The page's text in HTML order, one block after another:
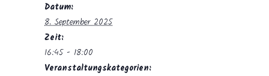
Datum:
8. September 2025
Zeit:
16:45 - 18:00
Veranstaltungskategorien: